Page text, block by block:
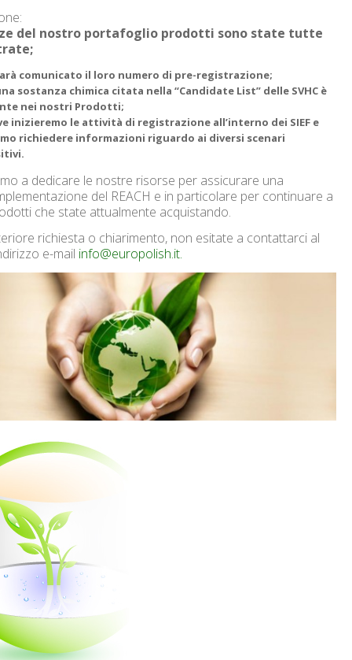
del nostro portafoglio prodotti sono state tutte
comunicato il loro numero di pre-registrazione;
sostanza chimica citata nella “Candidate List” delle SVHC è
nei nostri Prodotti;
inizieremo le attività di registrazione all’interno dei SIEF e
richiedere informazioni riguardo ai diversi scenari
a dedicare le nostre risorse per assicurare una
del REACH e in particolare per continuare a
che state attualmente acquistando.
richiesta o chiarimento, non esitate a contattarci al
e-mail info@europolish.it.